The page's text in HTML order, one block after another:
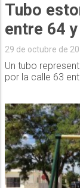
Tubo
entre 64
29 de octubre de
Un tubo
por la calle 63